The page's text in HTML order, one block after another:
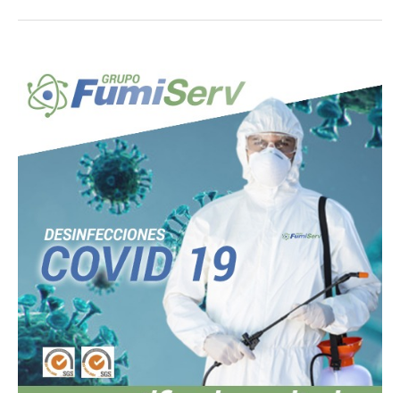
desinfección
Coronavirus
Torre
Alhaquime